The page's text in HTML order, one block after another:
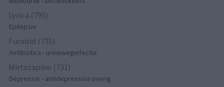
Lyrica (795)
Epilepsie
Furabid (735)
Antibiotica - urineweginfectie
Mirtazapine (731)
Depressie - antidepressiva overig